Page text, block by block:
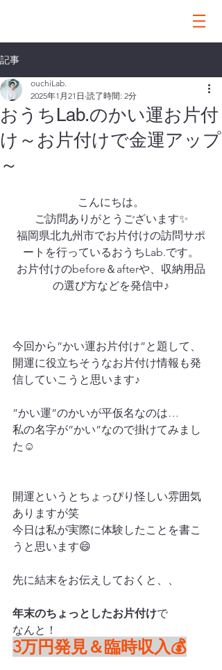
記事
おうちLab.のかい運お片付
け～お片付けで金運アップ
～
ouchiLab.
2025年1月21日 読了時間: 2分
こんにちは。
ご訪問ありがとうございます✨
福岡県北九州市でお片付けの訪問サポ
ートを行っているおうちLab.です。
お片付けのbefore＆afterや、収納用品
の選び方などを発信中♪
今回から”かい運お片付け”と題して、
開運に役立ちそうなお片付け情報も発
信していこうと思います♪
”かい運”のかいが平仮名なのは…
私の名字が”かい”なので掛けてみまし
た☺
開運というとちょっぴり怪しい雰囲気
ありますが笑
今日は私が実際に体験したことを書こ
うと思います😄
先に結末をお伝えしておくと、、
年末のちょっとしたお片付けで
なんと！
3万円発見＆臨時収入💰